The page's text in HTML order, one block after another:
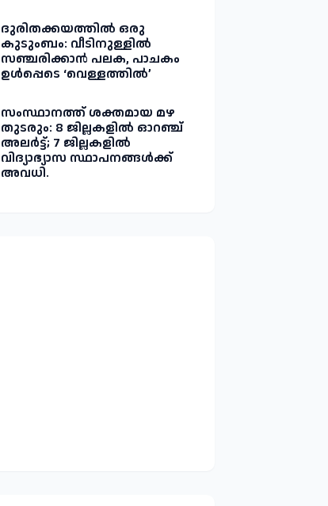
ദുരിതക്കയത്തിൽ ഒരു
കുടുംബം: വീടിനുള്ളിൽ
സഞ്ചരിക്കാൻ പലക, പാചകം
ഉൾപ്പെടെ ‘വെള്ളത്തിൽ’
സംസ്ഥാനത്ത് ശക്തമായ മഴ
തുടരും: 8 ജില്ലകളിൽ ഓറഞ്ച്
അലർട്ട്; 7 ജില്ലകളിൽ
വിദ്യാഭ്യാസ സ്ഥാപനങ്ങൾക്ക്
അവധി.